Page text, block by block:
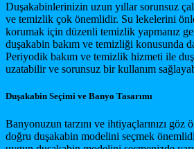
Duşakabinlerinizin uzun yıllar sorunsuz
ve temizlik çok önemlidir. Su lekelerini
korumak için düzenli temizlik yapmanız
duşakabin bakım ve temizliği konusunda
Periyodik bakım ve temizlik hizmeti ile
uzatabilir ve sorunsuz bir kullanım
Duşakabin Seçimi ve Banyo Tasarımı
Banyonuzun tarzını ve ihtiyaçlarınızı göz
doğru duşakabin modelini seçmek